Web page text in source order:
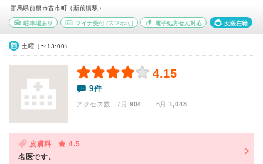
群馬県前橋市古市町（新前橋駅）
駐車場あり マイナ受付(スマホ可) 電子処方せん対応 女医在籍
土曜（〜13:00）
4.15
9件
アクセス数 7月:904 | 6月:1,048
皮膚科
4.5
名医です。